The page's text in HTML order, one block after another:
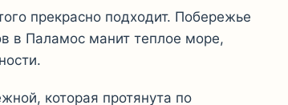
прекрасно подходит. Побережье
в Паламос манит теплое море,
которая протянута по